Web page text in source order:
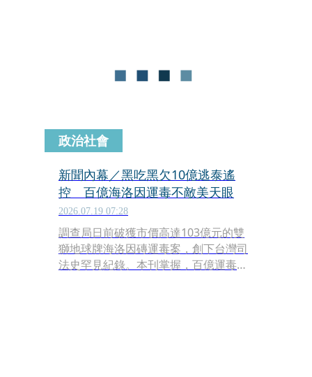
元交保、限制住居。
政治社會
新聞內幕／黑吃黑欠10億逃泰遙
控 百億海洛因運毒不敵美天眼
2026.07.19 07:28
調查局日前破獲市價高達103億元的雙
獅地球牌海洛因磚運毒案，創下台灣司
法史罕見紀錄。本刊掌握，百億運毒案